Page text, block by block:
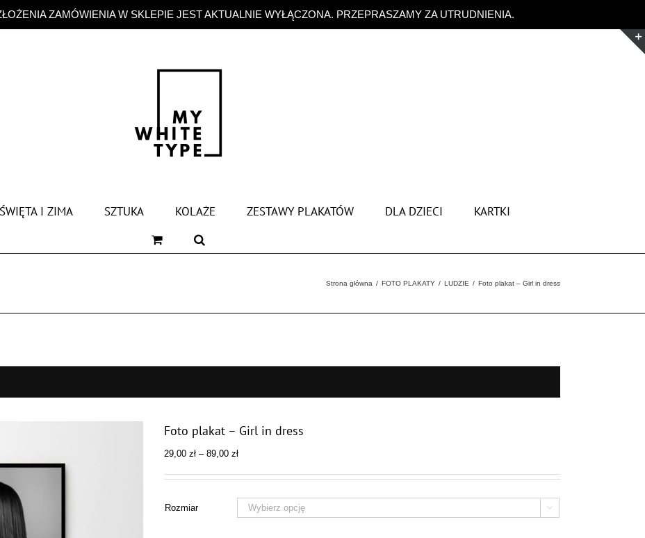
ZAMÓWIENIA W SKLEPIE JEST AKTUALNIE WYŁĄCZONA. PRZEPRASZAMY ZA UTRUDNIENIA.
ŚWIĘTA I ZIMA SZTUKA KOLAŻE ZESTAWY PLAKATÓW DLA DZIECI KARTKI
Strona główna FOTO PLAKATY LUDZIE Foto plakat – Girl in dress
Foto plakat – Girl in dress
29,00 zł – 89,00 złZakres
od
89,00 zł
Rozmiar 